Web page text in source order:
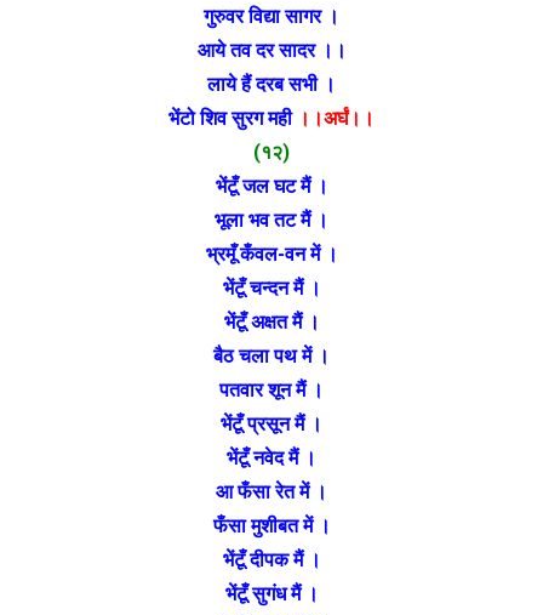
गुरुवर विद्या सागर ।
आये तव दर सादर ।।
लाये हैं दरब सभी ।
भेंटो शिव सुरग मही ।।अर्घं।।
(१२)
भेंटूँ जल घट मैं ।
भूला भव तट मैं ।
भ्रमूँ कँवल-वन में ।
भेंटूँ चन्दन मैं ।
भेंटूँ अक्षत मैं ।
बैठ चला पथ में ।
पतवार शून मैं ।
भेंटूँ प्रसून मैं ।
भेंटूँ नवेद मैं ।
आ फँसा रेत में ।
फँसा मुशीबत में ।
भेंटूँ दीपक मैं ।
भेंटूँ सुगंध मैं ।